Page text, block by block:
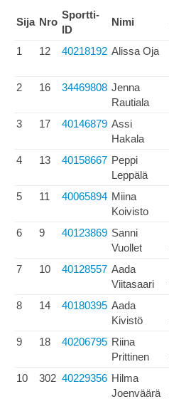
Sija Nro
Sportti-
ID
Nimi
1 12 40218192 Alissa Oja
2 16 34469808 Jenna
Rautiala
3 17 40146879 Assi
Hakala
4 13 40158667 Peppi
Leppälä
5 11 40065894 Miina
Koivisto
6 9 40123869 Sanni
Vuollet
7 10 40128557 Aada
Viitasaari
8 14 40180395 Aada
Kivistö
9 18 40206795 Riina
Prittinen
10 302 40229356 Hilma
Joenväärä